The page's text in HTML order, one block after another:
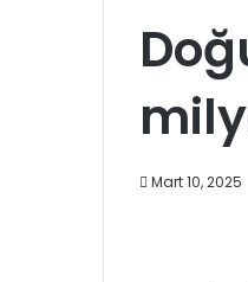
Mart 10, 2025